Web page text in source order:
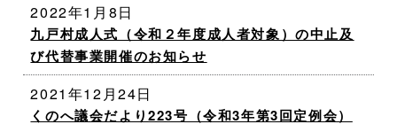
2022年1月8日
九戸村成人式（令和２年度成人者対象）の中止及
び代替事業開催のお知らせ
2021年12月24日
くのへ議会だより223号（令和3年第3回定例会）